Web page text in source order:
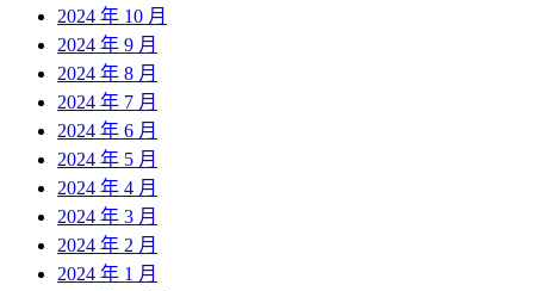
2024 年 10 月
2024 年 9 月
2024 年 8 月
2024 年 7 月
2024 年 6 月
2024 年 5 月
2024 年 4 月
2024 年 3 月
2024 年 2 月
2024 年 1 月